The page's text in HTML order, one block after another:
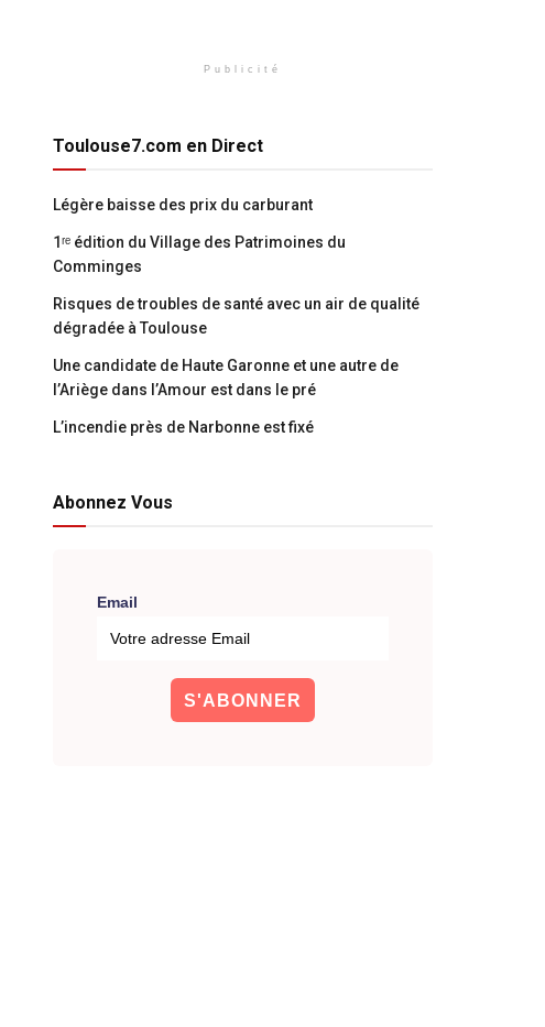
Publicité
Toulouse7.com en Direct
Légère baisse des prix du carburant
1ʳᵉ édition du Village des Patrimoines du
Comminges
Risques de troubles de santé avec un air de qualité
dégradée à Toulouse
Une candidate de Haute Garonne et une autre de
l’Ariège dans l’Amour est dans le pré
L’incendie près de Narbonne est fixé
Abonnez Vous
Email